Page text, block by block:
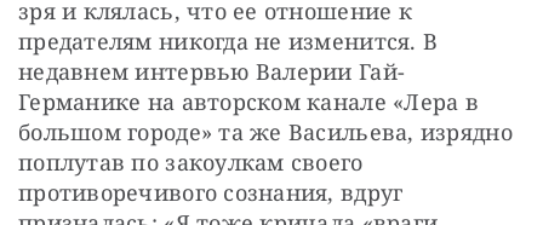
зря и клялась, что ее отношение к
предателям никогда не изменится. В
недавнем интервью Валерии Гай-
Германике на авторском канале «Лера в
большом городе» та же Васильева, изрядно
поплутав по закоулкам своего
противоречивого сознания, вдруг